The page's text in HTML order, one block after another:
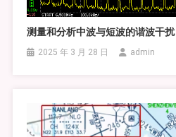
测量和分析中波与短波的谐波干扰
2025 年 3 月 28 日 admin